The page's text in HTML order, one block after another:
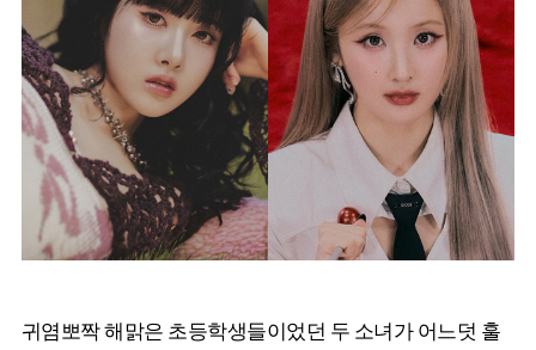
귀염뽀짝 해맑은 초등학생들이었던 두 소녀가 어느덧 훌